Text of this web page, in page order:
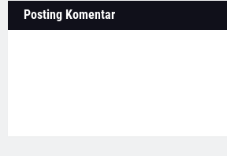
Posting Komentar